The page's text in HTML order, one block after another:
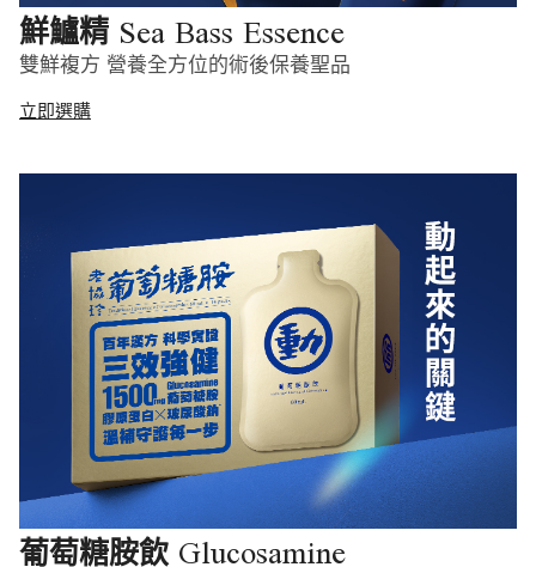
鮮鱸精 Sea Bass Essence
雙鮮複方 營養全方位的術後保養聖品
立即選購
葡萄糖胺飲